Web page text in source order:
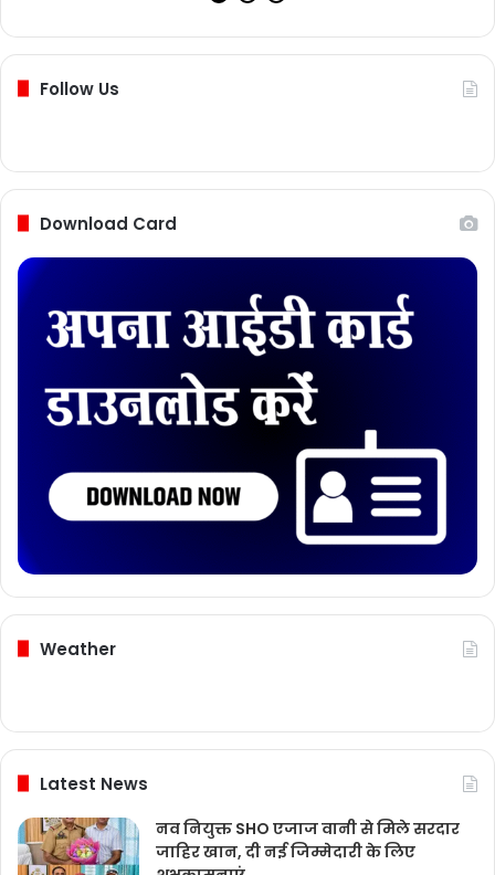
Follow Us
Download Card
Weather
Latest News
नव नियुक्त SHO एजाज वानी से मिले सरदार
जाहिर खान, दी नई जिम्मेदारी के लिए